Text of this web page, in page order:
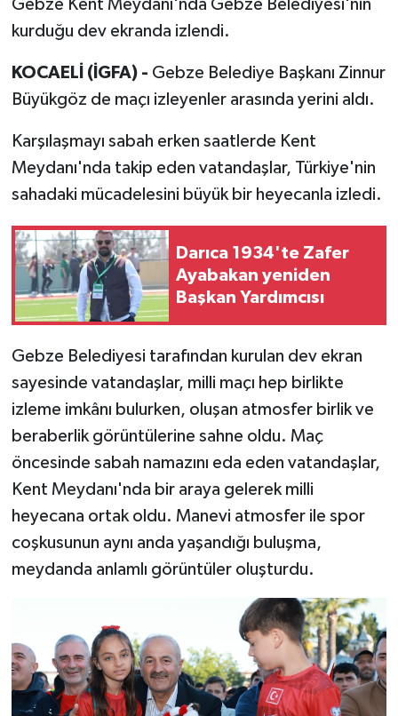
Gebze Kent Meydanı'nda Gebze Belediyesi'nin
kurduğu dev ekranda izlendi.
KOCAELİ (İGFA) - Gebze Belediye Başkanı Zinnur
Büyükgöz de maçı izleyenler arasında yerini aldı.
Karşılaşmayı sabah erken saatlerde Kent
Meydanı'nda takip eden vatandaşlar, Türkiye'nin
sahadaki mücadelesini büyük bir heyecanla izledi.
Darıca 1934'te Zafer
Ayabakan yeniden
Başkan Yardımcısı
Gebze Belediyesi tarafından kurulan dev ekran
sayesinde vatandaşlar, milli maçı hep birlikte
izleme imkânı bulurken, oluşan atmosfer birlik ve
beraberlik görüntülerine sahne oldu. Maç
öncesinde sabah namazını eda eden vatandaşlar,
Kent Meydanı'nda bir araya gelerek milli
heyecana ortak oldu. Manevi atmosfer ile spor
coşkusunun aynı anda yaşandığı buluşma,
meydanda anlamlı görüntüler oluşturdu.